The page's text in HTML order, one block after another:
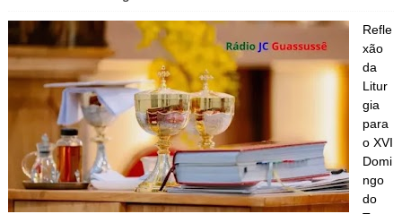
Refle
xão
da
Litur
gia
para
o XVI
Domi
ngo
do